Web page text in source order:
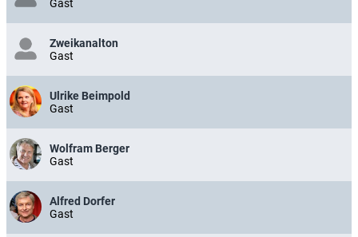
Gast
Zweikanalton
Gast
Ulrike Beimpold
Gast
Wolfram Berger
Gast
Alfred Dorfer
Gast